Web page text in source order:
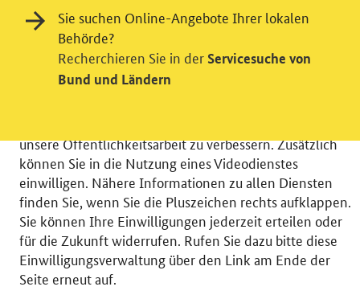
© 2026 Bundesministerium für Wirtschaft und Energie
RSS
Benutzerhinweise
Inhaltsverzeichnis
Impressum
Barrierefreiheit
Datenschutz
Einwilligungsverwaltung
Einwilligung in Tracking und / oder
Videodienst
Wir bitten Sie an dieser Stelle um Ihre Einwilligung für
verschiedene Zusatzdienste unserer Webseite: Wir
unsere Öffentlichkeitsarbeit zu verbessern. Zusätzlich
können Sie in die Nutzung eines Videodienstes
einwilligen. Nähere Informationen zu allen Diensten
finden Sie, wenn Sie die Pluszeichen rechts aufklappen.
Sie können Ihre Einwilligungen jederzeit erteilen oder
für die Zukunft widerrufen. Rufen Sie dazu bitte diese
Einwilligungsverwaltung über den Link am Ende der
Seite erneut auf.
Sie suchen Online-Angebote Ihrer lokalen
Behörde?
Recherchieren Sie in der Servicesuche von
Bund und Ländern